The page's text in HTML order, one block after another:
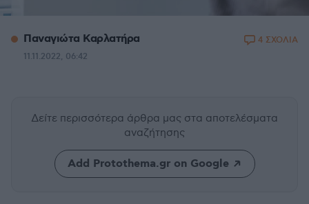
Παναγιώτα Καρλατήρα
11.11.2022, 06:42
4 ΣΧΟΛΙΑ
Δείτε περισσότερα άρθρα μας στα αποτελέσματα
αναζήτησης
Add Protothema.gr on Google